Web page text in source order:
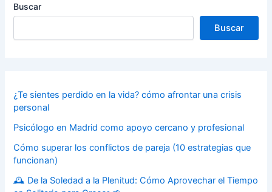
Buscar
Buscar
¿Te sientes perdido en la vida? cómo afrontar una crisis
personal
Psicólogo en Madrid como apoyo cercano y profesional
Cómo superar los conflictos de pareja (10 estrategias que
funcionan)
🕰️ De la Soledad a la Plenitud: Cómo Aprovechar el Tiempo